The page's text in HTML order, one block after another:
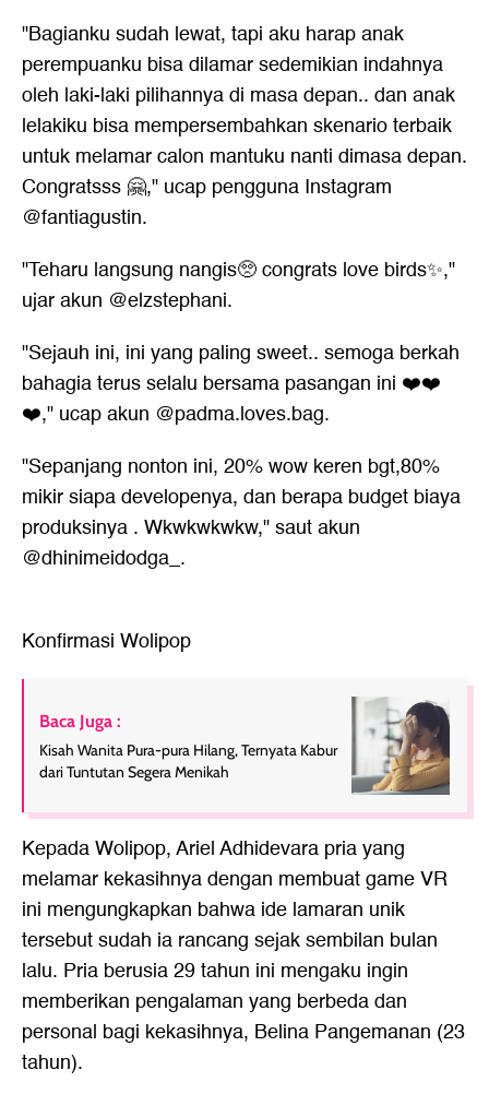
"Bagianku sudah lewat, tapi aku harap anak
perempuanku bisa dilamar sedemikian indahnya
oleh laki-laki pilihannya di masa depan.. dan anak
lelakiku bisa mempersembahkan skenario terbaik
untuk melamar calon mantuku nanti dimasa depan.
Congratsss 🤗," ucap pengguna Instagram
@fantiagustin.
"Teharu langsung nangis🥺 congrats love birds✨,"
ujar akun @elzstephani.
"Sejauh ini, ini yang paling sweet.. semoga berkah
bahagia terus selalu bersama pasangan ini ❤️❤️
❤️," ucap akun @padma.loves.bag.
"Sepanjang nonton ini, 20% wow keren bgt,80%
mikir siapa developenya, dan berapa budget biaya
produksinya . Wkwkwkwkw," saut akun
@dhinimeidodga_.
Konfirmasi Wolipop
Baca Juga :
Kisah Wanita Pura-pura Hilang, Ternyata Kabur
dari Tuntutan Segera Menikah
Kepada Wolipop, Ariel Adhidevara pria yang
melamar kekasihnya dengan membuat game VR
ini mengungkapkan bahwa ide lamaran unik
tersebut sudah ia rancang sejak sembilan bulan
lalu. Pria berusia 29 tahun ini mengaku ingin
memberikan pengalaman yang berbeda dan
personal bagi kekasihnya, Belina Pangemanan (23
tahun).